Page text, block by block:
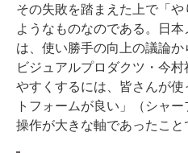
その失敗を踏まえた上で「
ようなものなのである。日
は、使い勝手の向上の議論
ビジュアルプロダクツ・今
やすくするには、皆さんが
トフォームが良い」（シャ
操作が大きな軸であったこと